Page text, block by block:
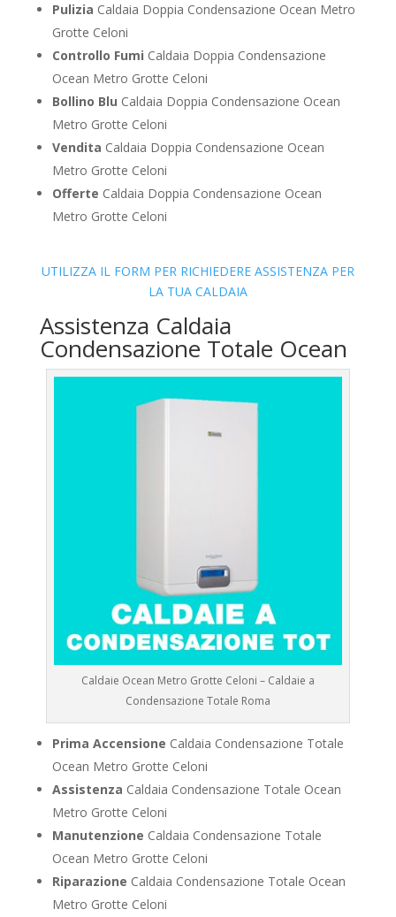
Pulizia Caldaia Doppia Condensazione Ocean Metro
Grotte Celoni
Controllo Fumi Caldaia Doppia Condensazione
Ocean Metro Grotte Celoni
Bollino Blu Caldaia Doppia Condensazione Ocean
Metro Grotte Celoni
Vendita Caldaia Doppia Condensazione Ocean
Metro Grotte Celoni
Offerte Caldaia Doppia Condensazione Ocean
Metro Grotte Celoni
UTILIZZA IL FORM PER RICHIEDERE ASSISTENZA PER
LA TUA CALDAIA
Assistenza Caldaia
Condensazione Totale Ocean
Caldaie Ocean Metro Grotte Celoni – Caldaie a
Condensazione Totale Roma
Prima Accensione Caldaia Condensazione Totale
Ocean Metro Grotte Celoni
Assistenza Caldaia Condensazione Totale Ocean
Metro Grotte Celoni
Manutenzione Caldaia Condensazione Totale
Ocean Metro Grotte Celoni
Riparazione Caldaia Condensazione Totale Ocean
Metro Grotte Celoni